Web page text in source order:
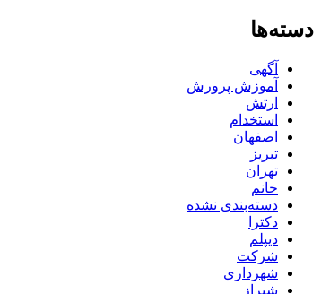
دسته‌ها
آگهی
آموزش پرورش
ارتش
استخدام
اصفهان
تبریز
تهران
خانم
دسته‌بندی نشده
دکترا
دیپلم
شرکت
شهرداری
شیراز